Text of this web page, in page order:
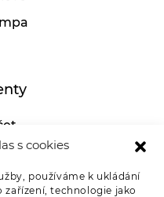
s cookies
používáme k ukládání
technologie jako